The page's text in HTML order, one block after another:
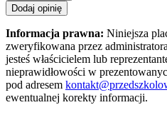
Dodaj opinię
Informacja prawna: Niniejsza
zweryfikowana przez
jesteś właścicielem lub
nieprawidłowości w
pod adresem
ewentualnej korekty informacji.